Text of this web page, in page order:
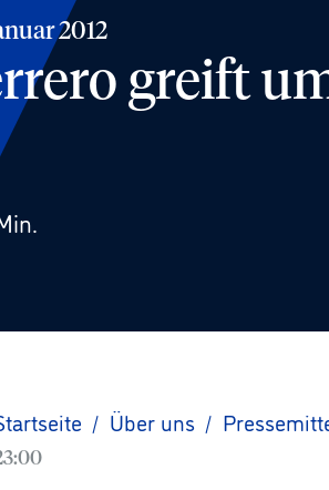
2012
greift
/ Über uns /